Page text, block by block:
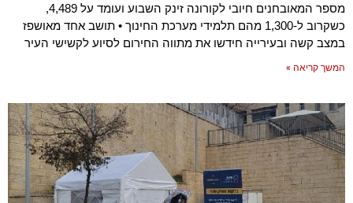
מספר המאובחנים חיובי לקורונה זינק השבוע ועומד על 4,489,
כשקרוב ל-1,300 מהם תלמידי מערכת החינוך • תושב אחד מאושפז
במצב קשה ובעירייה חידשו את מתווה החירום לסיוע לקשישי העיר
המשך קריאה »